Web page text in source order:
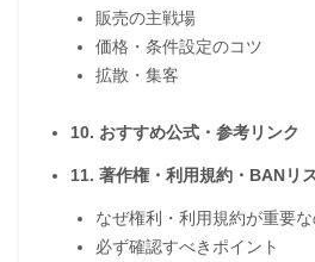
販売の主戦場
価格・条件設定のコツ
拡散・集客
10. おすすめ公式・参考リンク
11. 著作権・利用規約・BANリ
なぜ権利・利用規約が重要
必ず確認すべきポイント